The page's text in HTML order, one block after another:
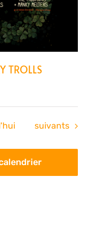
TROLLS
Évènements
suivants